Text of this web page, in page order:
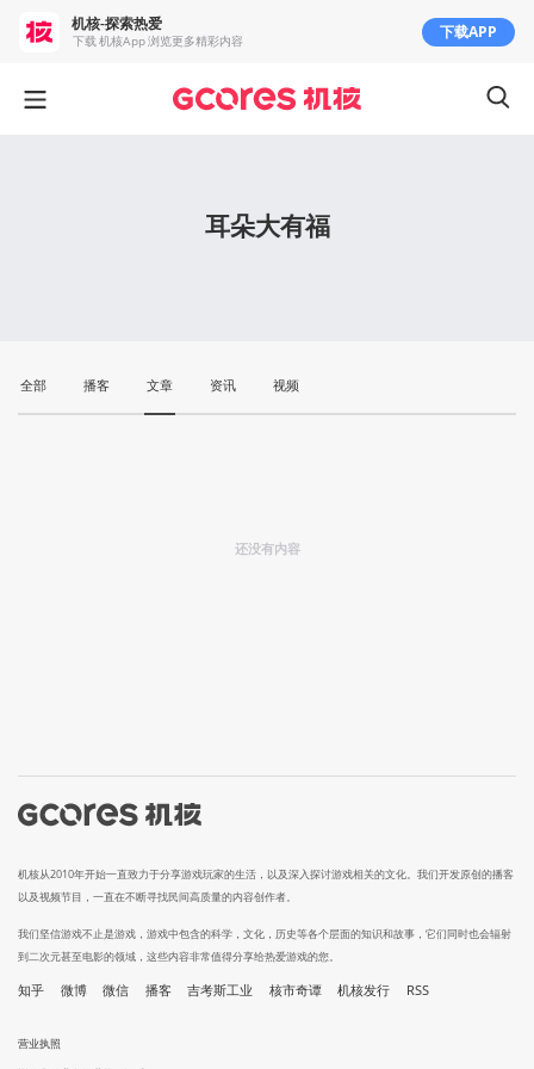
耳朵大有福
全部 播客 文章 资讯 视频
还没有内容
机核从2010年开始一直致力于分享游戏玩家的生活，以及深入探讨游戏相关的文化。我们开发原创的播客
以及视频节目，一直在不断寻找民间高质量的内容创作者。
我们坚信游戏不止是游戏，游戏中包含的科学，文化，历史等各个层面的知识和故事，它们同时也会辐射
到二次元甚至电影的领域，这些内容非常值得分享给热爱游戏的您。
知乎 微博 微信 播客 吉考斯工业 核市奇谭 机核发行 RSS
营业执照
机核-探索热爱
下载 机核App 浏览更多精彩内容 下载APP